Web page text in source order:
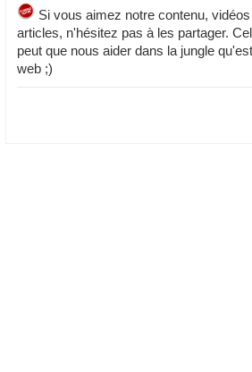
Si vous aimez notre contenu,
articles, n'hésitez pas à les partager.
peut que nous aider dans la jungle
web ;)